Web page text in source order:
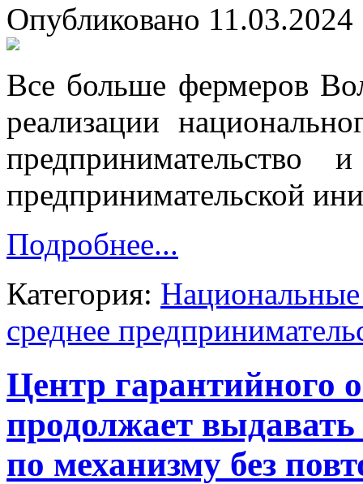
Опубликовано 11.03.2024
Все больше фермеров
реализации
предпринимательство
предпринимательской
Подробнее...
Категория:
среднее
Центр гарантийного
продолжает выдавать
по механизму без